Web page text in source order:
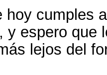
hoy cumples
y espero que
lejos del